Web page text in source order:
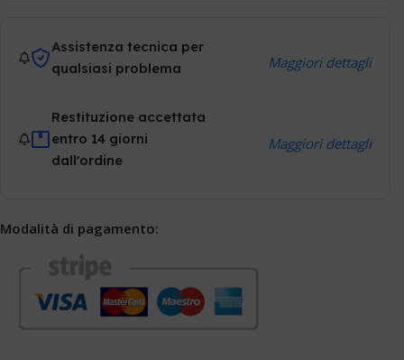
Assistenza tecnica per
qualsiasi problema
Maggiori dettagli
Restituzione accettata
entro 14 giorni
dall'ordine
Maggiori dettagli
Modalità di pagamento: